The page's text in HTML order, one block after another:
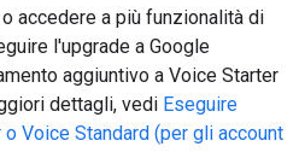
accedere a più funzionalità di
l'upgrade a Google
aggiuntivo a Voice Starter
dettagli, vedi Eseguire
Voice Standard (per gli account